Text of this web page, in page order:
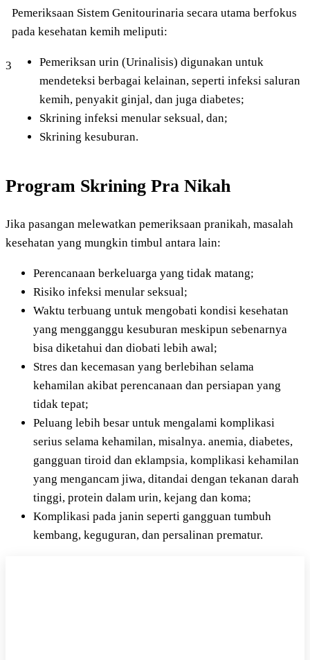
3
Pemeriksaan Sistem Genitourinaria secara utama berfokus
pada kesehatan kemih meliputi:
Pemeriksan urin (Urinalisis) digunakan untuk
mendeteksi berbagai kelainan, seperti infeksi saluran
kemih, penyakit ginjal, dan juga diabetes;
Skrining infeksi menular seksual, dan;
Skrining kesuburan.
Program Skrining Pra Nikah
Jika pasangan melewatkan pemeriksaan pranikah, masalah
kesehatan yang mungkin timbul antara lain:
Perencanaan berkeluarga yang tidak matang;
Risiko infeksi menular seksual;
Waktu terbuang untuk mengobati kondisi kesehatan
yang mengganggu kesuburan meskipun sebenarnya
bisa diketahui dan diobati lebih awal;
Stres dan kecemasan yang berlebihan selama
kehamilan akibat perencanaan dan persiapan yang
tidak tepat;
Peluang lebih besar untuk mengalami komplikasi
serius selama kehamilan, misalnya. anemia, diabetes,
gangguan tiroid dan eklampsia, komplikasi kehamilan
yang mengancam jiwa, ditandai dengan tekanan darah
tinggi, protein dalam urin, kejang dan koma;
Komplikasi pada janin seperti gangguan tumbuh
kembang, keguguran, dan persalinan prematur.